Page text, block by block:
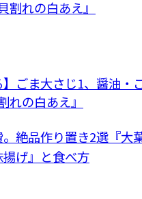
】ごま大さじ1、醤油・
れの白あえ』